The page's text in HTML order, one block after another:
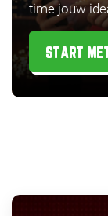
time jouw
START